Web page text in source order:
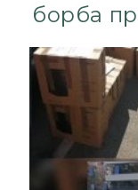
борба